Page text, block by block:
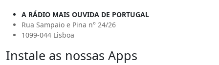
A RÁDIO MAIS OUVIDA DE PORTUGAL
Rua Sampaio e Pina n° 24/26
1099-044 Lisboa
Instale as nossas Apps